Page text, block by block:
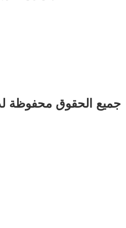
جميع الحقوق محفوظة لدى